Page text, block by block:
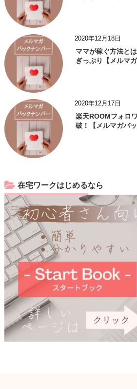
2020年12月18日
ママが稼ぐ方法と
ぎっぷり【メルマ
2020年12月17日
楽天ROOMフォロ
破！【メルマガバッ
在宅ワークはじめるなら